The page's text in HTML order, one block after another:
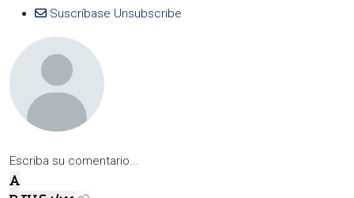
Suscríbase Unsubscribe
Escriba su comentario...